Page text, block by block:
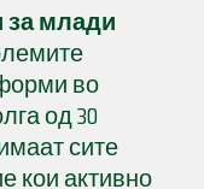
за млади
во
од 30
сите
кои активно